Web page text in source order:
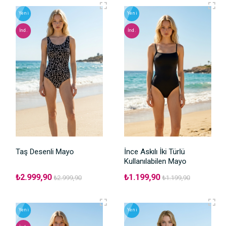
Yeni
İnd.
Taş Desenli Mayo
₺2.999,90 ₺2.999,90
Yeni
İnd.
İnce Askılı İki Türlü
Kullanılabilen Mayo
₺1.199,90 ₺1.199,90
Yeni Yeni